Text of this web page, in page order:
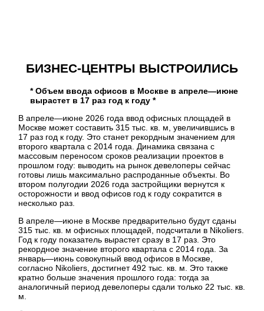
БИЗНЕС-ЦЕНТРЫ ВЫСТРОИЛИСЬ
* Объем ввода офисов в Москве в апреле—июне
вырастет в 17 раз год к году *
В апреле—июне 2026 года ввод офисных площадей в
Москве может составить 315 тыс. кв. м, увеличившись в
17 раз год к году. Это станет рекордным значением для
второго квартала с 2014 года. Динамика связана с
массовым переносом сроков реализации проектов в
прошлом году: выводить на рынок девелоперы сейчас
готовы лишь максимально распроданные объекты. Во
втором полугодии 2026 года застройщики вернутся к
осторожности и ввод офисов год к году сократится в
несколько раз.
В апреле—июне в Москве предварительно будут сданы
315 тыс. кв. м офисных площадей, подсчитали в Nikoliers.
Год к году показатель вырастет сразу в 17 раз. Это
рекордное значение второго квартала с 2014 года. За
январь—июнь совокупный ввод офисов в Москве,
согласно Nikoliers, достигнет 492 тыс. кв. м. Это также
кратно больше значения прошлого года: тогда за
аналогичный период девелоперы сдали только 22 тыс. кв.
м.